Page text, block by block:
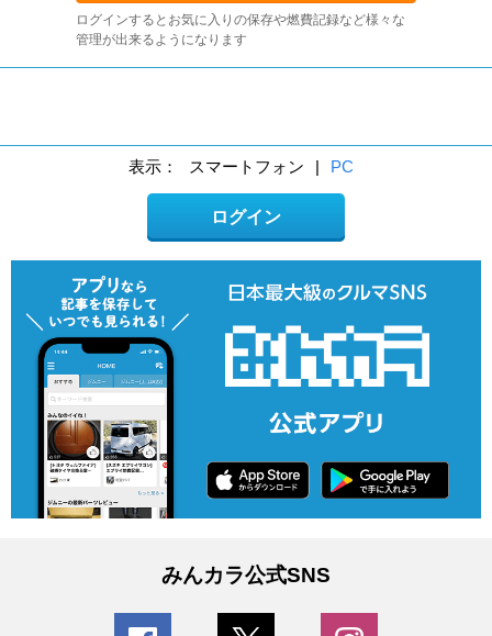
ログインするとお気に入りの保存や燃費記録など様々な
管理が出来るようになります
表示： スマートフォン | PC
ログイン
みんカラ公式SNS